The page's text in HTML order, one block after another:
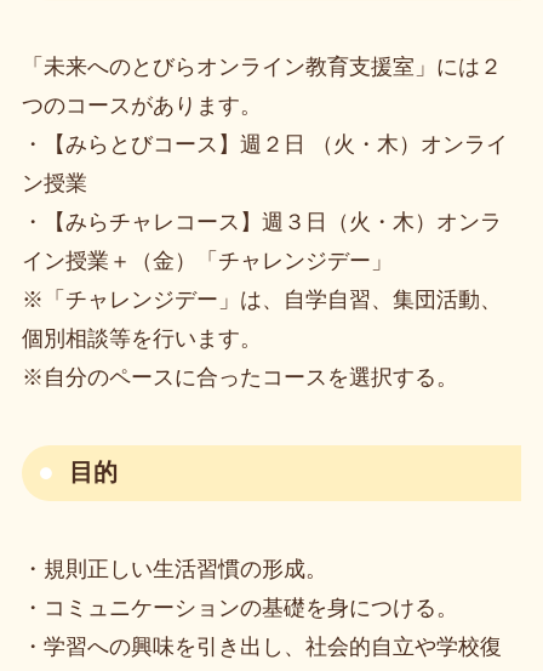
「未来へのとびらオンライン教育支援室」には２
つのコースがあります。
・【みらとびコース】週２日 （火・木）オンライ
ン授業
・【みらチャレコース】週３日（火・木）オンラ
イン授業＋（金）「チャレンジデー」
※「チャレンジデー」は、自学自習、集団活動、
個別相談等を行います。
※自分のペースに合ったコースを選択する。
目的
・規則正しい生活習慣の形成。
・コミュニケーションの基礎を身につける。
・学習への興味を引き出し、社会的自立や学校復